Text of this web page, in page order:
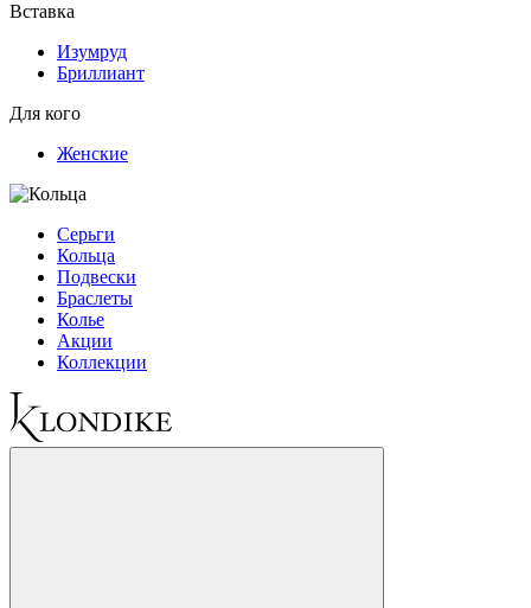
Вставка
Изумруд
Бриллиант
Для кого
Женские
Серьги
Кольца
Подвески
Браслеты
Колье
Акции
Коллекции